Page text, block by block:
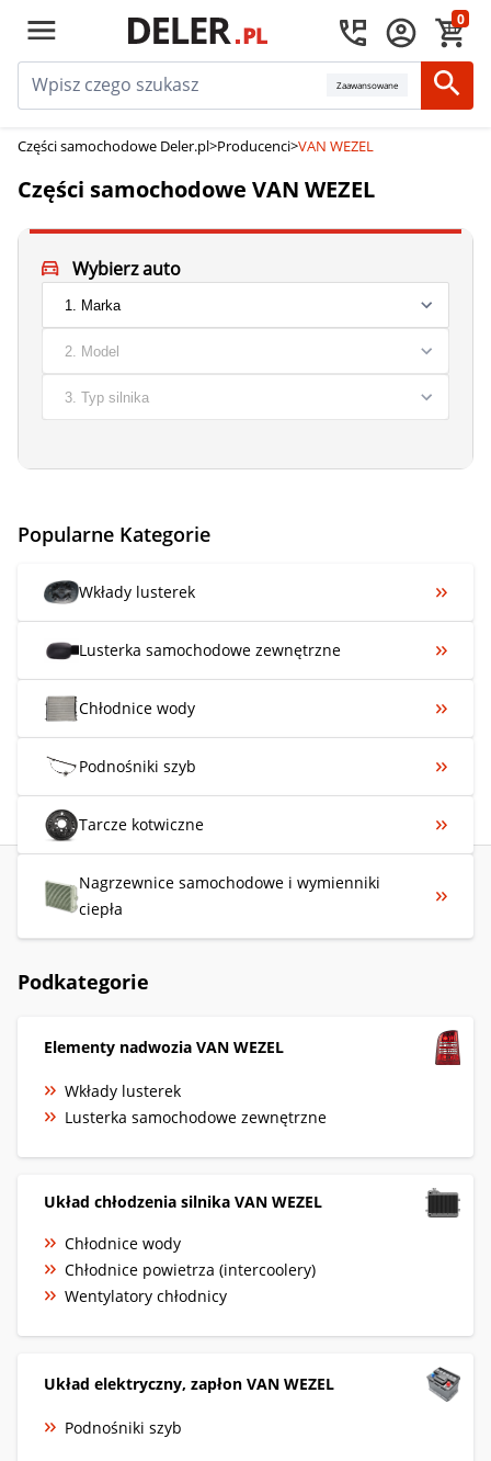
0
Zaawansowane
Części samochodowe Deler.pl>Producenci>VAN WEZEL
Części samochodowe VAN WEZEL
Wybierz auto
Popularne Kategorie
Wkłady lusterek
Lusterka samochodowe zewnętrzne
Chłodnice wody
Podnośniki szyb
Tarcze kotwiczne
Nagrzewnice samochodowe i wymienniki
ciepła
Podkategorie
Elementy nadwozia VAN WEZEL
Wkłady lusterek
Lusterka samochodowe zewnętrzne
Układ chłodzenia silnika VAN WEZEL
Chłodnice wody
Chłodnice powietrza (intercoolery)
Wentylatory chłodnicy
Układ elektryczny, zapłon VAN WEZEL
Podnośniki szyb